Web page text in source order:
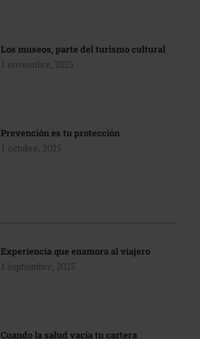
Los museos, parte del turismo cultural
1 noviembre, 2025
Prevención es tu protección
1 octubre, 2025
Experiencia que enamora al viajero
1 septiembre, 2025
Cuando la salud vacía tu cartera